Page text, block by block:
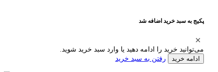
پکیج به سبد خرید اضافه شد
می‌توانید خرید را ادامه دهید یا وارد سبد خرید شوید.
ادامه خرید رفتن به سبد خرید